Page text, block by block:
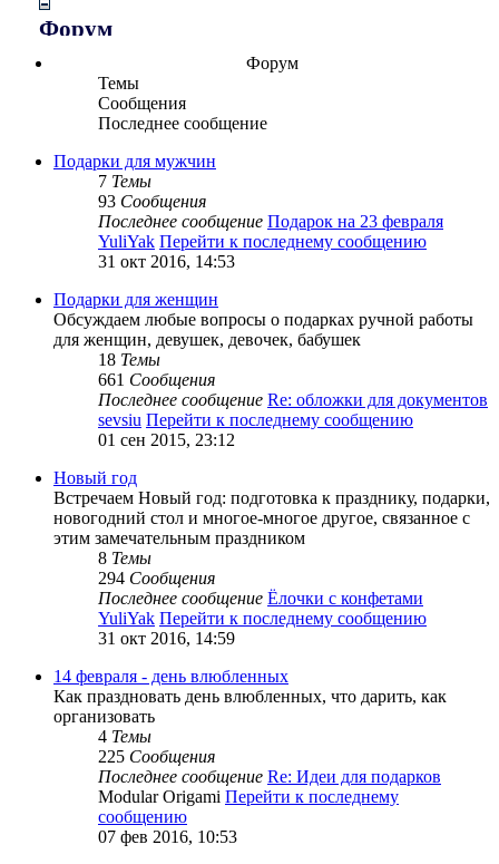
Форум
Форум
Темы
Сообщения
Последнее сообщение
Подарки для мужчин
7 Темы
93 Сообщения
Последнее сообщение Подарок на 23 февраля
YuliYak Перейти к последнему сообщению
31 окт 2016, 14:53
Подарки для женщин
Обсуждаем любые вопросы о подарках ручной работы
для женщин, девушек, девочек, бабушек
18 Темы
661 Сообщения
Последнее сообщение Re: обложки для документов
sevsiu Перейти к последнему сообщению
01 сен 2015, 23:12
Новый год
Встречаем Новый год: подготовка к празднику, подарки,
новогодний стол и многое-многое другое, связанное с
этим замечательным праздником
8 Темы
294 Сообщения
Последнее сообщение Ёлочки с конфетами
YuliYak Перейти к последнему сообщению
31 окт 2016, 14:59
14 февраля - день влюбленных
Как праздновать день влюбленных, что дарить, как
организовать
4 Темы
225 Сообщения
Последнее сообщение Re: Идеи для подарков
Modular Origami Перейти к последнему
сообщению
07 фев 2016, 10:53